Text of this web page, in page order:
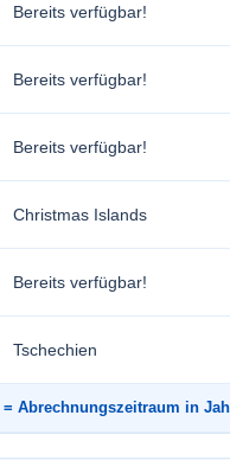
Bereits verfügbar!
Bereits verfügbar!
Bereits verfügbar!
Christmas Islands
Bereits verfügbar!
Tschechien
= Abrechnungszeitraum in